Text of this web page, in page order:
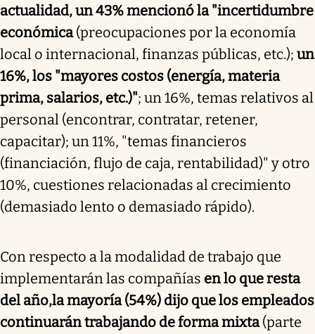
actualidad, un 43% mencionó la "incertidumbre
económica(preocupaciones por la economía
local o internacional, finanzas públicas, etc.); un
16%, los "mayores costos (energía, materia
prima, salarios, etc.)"; un 16%, temas relativos al
personal (encontrar, contratar, retener,
capacitar); un 11%, "temas financieros
(financiación, flujo de caja, rentabilidad)" y otro
10%, cuestiones relacionadas al crecimiento
(demasiado lento o demasiado rápido).
Con respecto a la modalidad de trabajo que
implementarán las compañías en lo que resta
del año,la mayoría (54%) dijo que los empleados
continuarán trabajando de forma mixta(parte